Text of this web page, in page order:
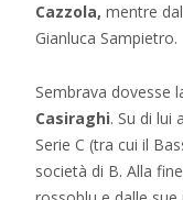
Cazzola, mentre
Gianluca Sampietro.
Sembrava dovesse
Casiraghi. Su di lui
Serie C (tra cui il
società di B. Alla